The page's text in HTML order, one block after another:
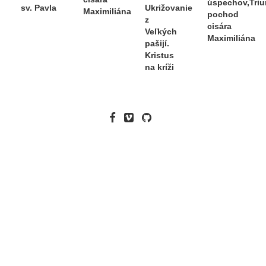
collection / Editori Dušan Buran, Katarína Müllerová ;
[Katarína Bajcurová]. -- Bratislava : SNG ; Slovart, 2008.
pochod
cisára
Maximiliána
Maximiliána
Ukrižovanie
z
Veľkých
pašijí.
Kristus
na kríži
sv. Pavla